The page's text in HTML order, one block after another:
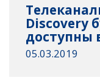
Discovery
доступны
05.03.2019